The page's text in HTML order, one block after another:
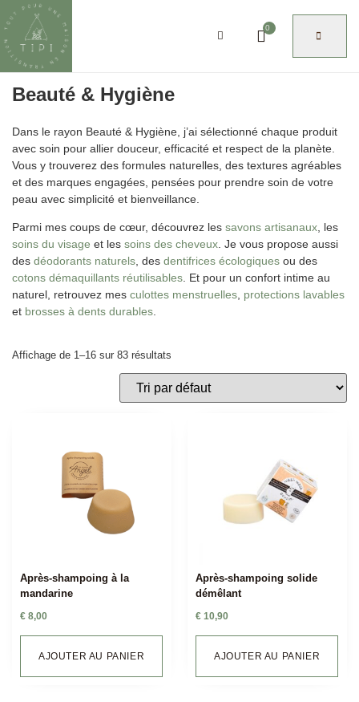
0
Beauté & Hygiène
Dans le rayon Beauté & Hygiène , j’ai sélectionné chaque produit
avec soin pour allier douceur, efficacité et respect de la planète.
Vous y trouverez des formules naturelles, des textures agréables
et des marques engagées, pensées pour prendre soin de votre
peau avec simplicité et bienveillance.
Parmi mes coups de cœur, découvrez les savons artisanaux , les
soins du visage et les soins des cheveux . Je vous propose aussi
des déodorants naturels , des dentifrices écologiques ou des
cotons démaquillants réutilisables . Et pour un confort intime au
naturel, retrouvez mes culottes menstruelles protections lavables
et brosses à dents durables
Affichage de 1–16 sur 83 résultats
Après-shampoing à la
mandarine
€ 8,00
AJOUTER AU PANIER
Après-shampoing solide
démêlant
€ 10,90
AJOUTER AU PANIER